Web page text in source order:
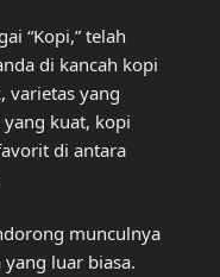
“Kopi,” telah
di kancah kopi
varietas yang
kuat, kopi
di antara
munculnya
luar biasa.